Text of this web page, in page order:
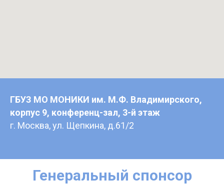
ГБУЗ МО МОНИКИ им. М.Ф. Владимирского,
корпус 9, конференц-зал, 3-й этаж
г. Москва, ул. Щепкина, д.61/2
Генеральный спонсор